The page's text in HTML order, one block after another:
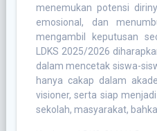
menemukan potensi
emosional, dan
mengambil keputusan
LDKS 2025/2026
dalam mencetak siswa-
hanya cakap dalam
visioner, serta siap
sekolah, masyarakat,